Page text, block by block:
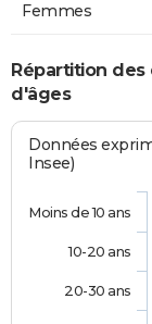
Femmes
Répartition des
d'âges
Données
Insee)
Moins de 10 ans
10-20 ans
20-30 ans